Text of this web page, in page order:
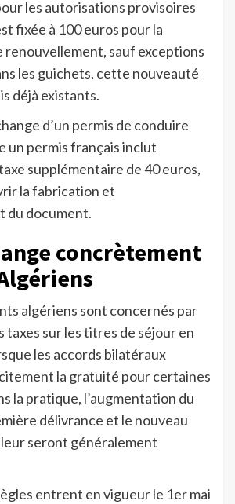
les autorisations provisoires
fixée à 100 euros pour la
renouvellement, sauf exceptions
les guichets, cette nouveauté
déjà existants.
d’un permis de conduire
un permis français inclut
supplémentaire de 40 euros,
la fabrication et
du document.
concrètement
algériens sont concernés par
taxes sur les titres de séjour en
les accords bilatéraux
la gratuité pour certaines
la pratique, l’augmentation du
délivrance et le nouveau
seront généralement
entrent en vigueur le 1er mai